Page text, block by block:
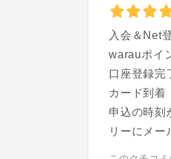
入会＆Net
warauポイ
口座登録完
カード到着
申込の時刻
リーにメー